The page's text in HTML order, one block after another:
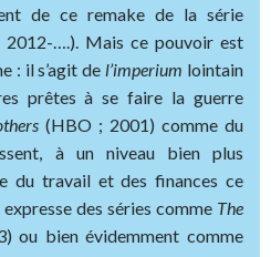
de ce remake de la série
….). Mais ce pouvoir est
: il s’agit de l’imperium lointain
prêtes à se faire la guerre
(HBO ; 2001) comme du
à un niveau bien plus
du travail et des finances ce
des séries comme The
ou bien évidemment comme